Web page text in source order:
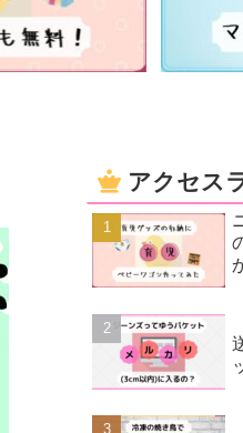
アクセス